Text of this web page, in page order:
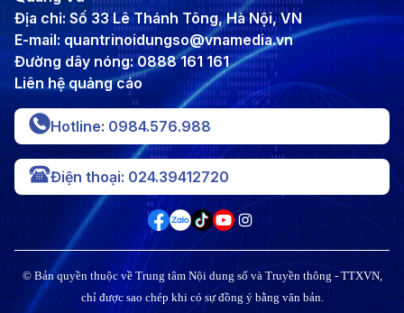
Địa chỉ: Số 33 Lê Thánh Tông, Hà Nội, VN
E-mail: quantrinoidungso@vnamedia.vn
Đường dây nóng: 0888 161 161
Liên hệ quảng cáo
Hotline: 0984.576.988
Điện thoại: 024.39412720
© Bản quyền thuộc về Trung tâm Nội dung số và Truyền thông - TTXVN,
chỉ được sao chép khi có sự đồng ý bằng văn bản.